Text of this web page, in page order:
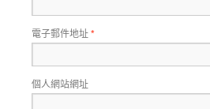
電子郵件地址*
個人網站網址